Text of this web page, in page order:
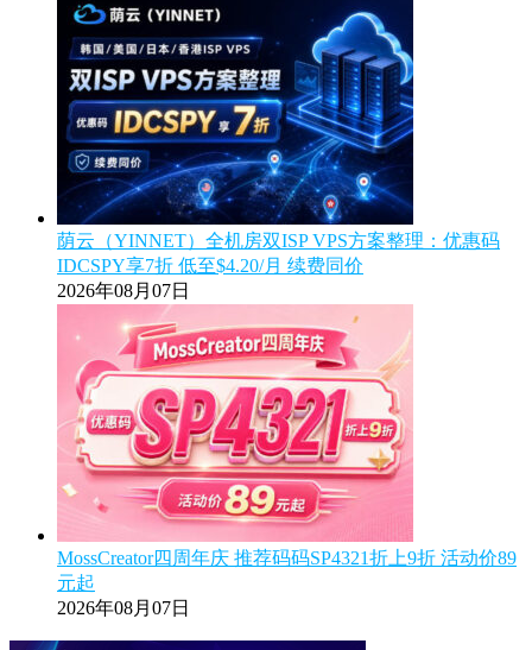
荫云（YINNET）全机房双ISP VPS方案整理：优惠码
IDCSPY享7折 低至$4.20/月 续费同价
2026年08月07日
MossCreator四周年庆 推荐码码SP4321折上9折 活动价89
元起
2026年08月07日